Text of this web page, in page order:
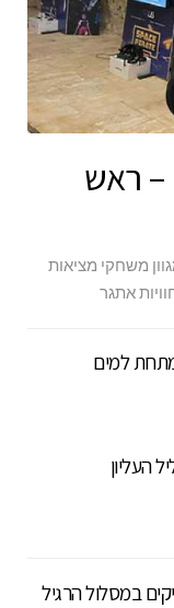
– ראש
משחקי מציאות
אתגר
למים
העליון
במסלול הרגיל